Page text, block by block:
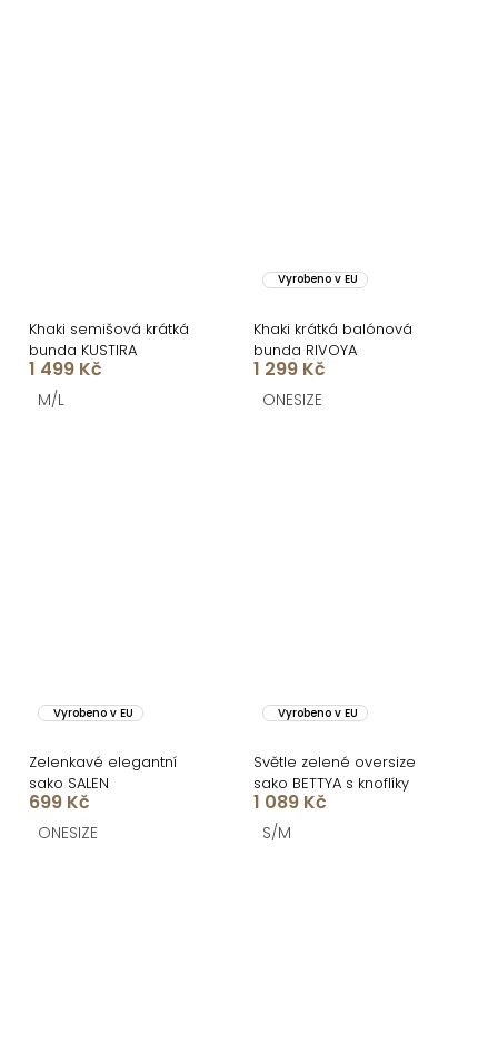
Khaki semišová krátká
bunda KUSTIRA
1 499 Kč
M/L
Vyrobeno v EU
Khaki krátká balónová
bunda RIVOYA
1 299 Kč
ONESIZE
Vyrobeno v EU
Zelenkavé elegantní
sako SALEN
699 Kč
ONESIZE
Vyrobeno v EU
Světle zelené oversize
sako BETTYA s knoflíky
1 089 Kč
S/M